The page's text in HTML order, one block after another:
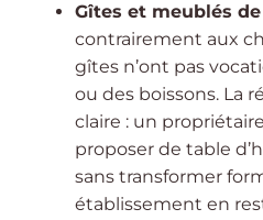
Gîtes et meublés
contrairement aux
gîtes n’ont pas
ou des boissons. La
claire : un
proposer de table
sans transformer
établissement en